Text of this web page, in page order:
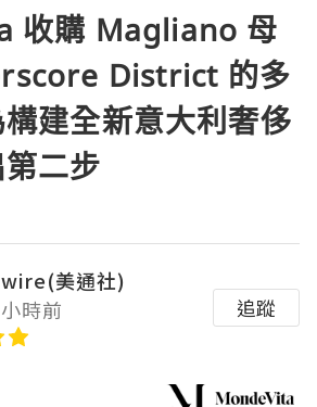
收購 Magliano 母
District 的多
建全新意大利奢侈
二步
美通社)
時前
追蹤